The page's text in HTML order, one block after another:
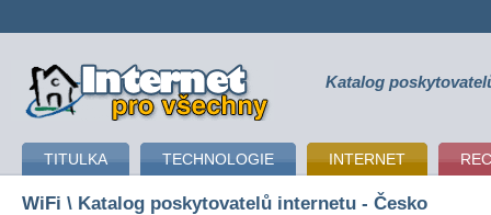
připojení k internetu Katalog
TITULKA TECHNOLOGIE INTERNET
WiFi \ Katalog poskytovatelů internetu - Česko